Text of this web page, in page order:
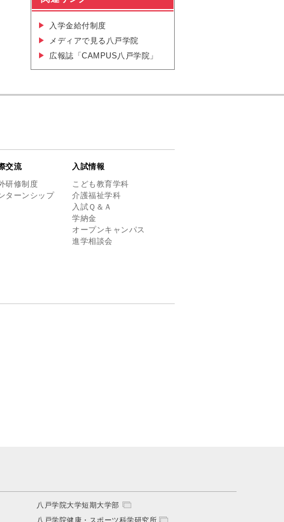
入学金給付制度
メディアで見る八戸学院
広報誌「CAMPUS八戸学院」
交流
研修制度
ターンシップ
入試情報
こども教育学科
介護福祉学科
入試Ｑ＆Ａ
学納金
オープンキャンパス
進学相談会
八戸学院大学短期大学部
八戸学院健康・スポーツ科学研究所